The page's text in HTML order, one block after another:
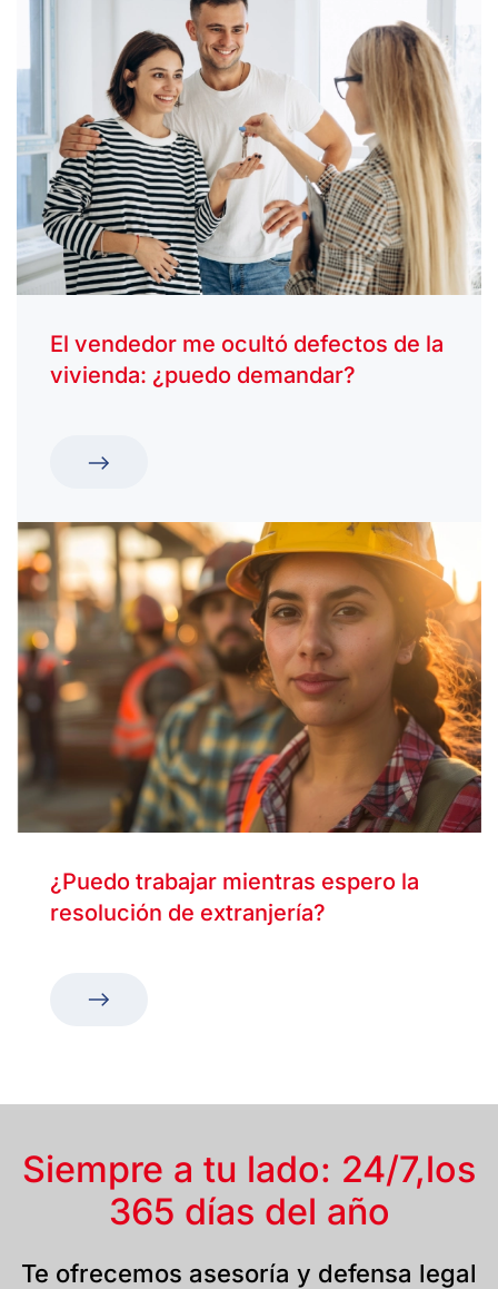
El vendedor me ocultó defectos de la
vivienda: ¿puedo demandar?
¿Puedo trabajar mientras espero la
resolución de extranjería?
Siempre a tu lado: 24/7,los
365 días del año
Te ofrecemos asesoría y defensa legal